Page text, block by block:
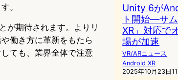
。
が期待されます。よりリ
働き方に革新をもたら
ても、業界全体で注意
Unity 6が
ト開始―サ
XR」対応で
場が加速
VR/ARニュース
Android XR
2025年10月23日